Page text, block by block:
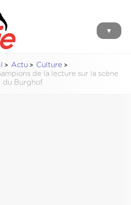
▼
Actu
Culture
de la lecture sur la scène
du Burghof